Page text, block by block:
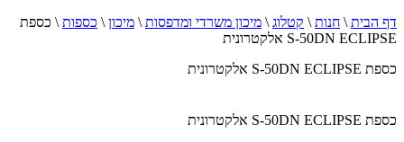
דף הבית \ חנות \ קטלוג \ מיכון משרדי ומדפסות \ מיכון \ כספות \ כספת
S-50DN ECLIPSE אלקטרונית
כספת S-50DN ECLIPSE אלקטרונית
כספת S-50DN ECLIPSE אלקטרונית